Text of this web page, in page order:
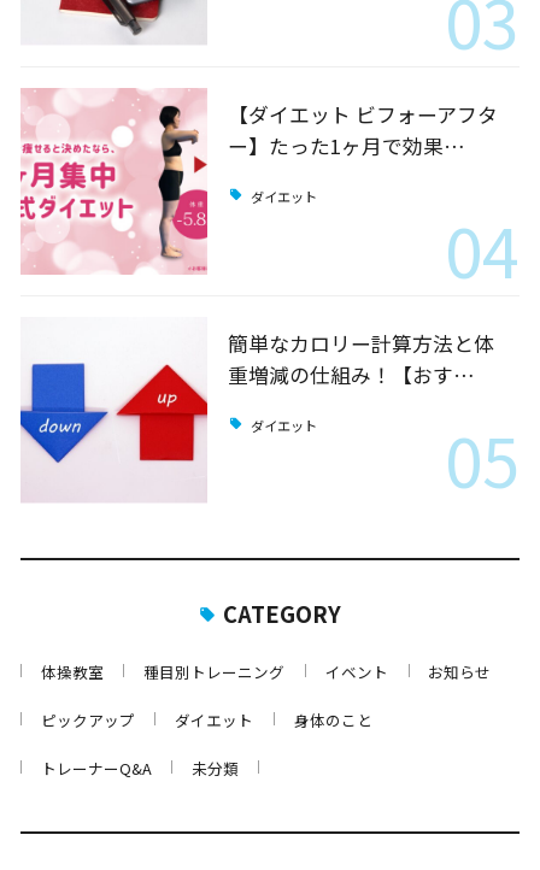
03
【ダイエット ビフォーアフタ
ー】たった1ヶ月で効果…
ダイエット
04
簡単なカロリー計算方法と体
重増減の仕組み！【おす…
ダイエット 05
CATEGORY
体操教室 種目別トレーニング イベント お知らせ
ピックアップ ダイエット 身体のこと
トレーナーQ&A 未分類